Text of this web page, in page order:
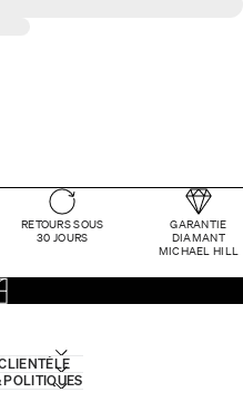
RETOURS SOUS
30 JOURS
GARANTIE
DIAMANT
MICHAEL HILL